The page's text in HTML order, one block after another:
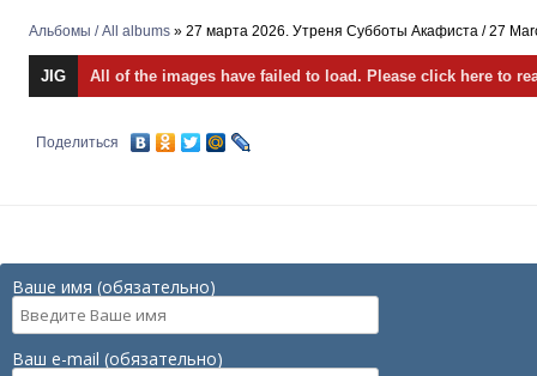
Альбомы / All albums » 27 марта 2026. Утреня Субботы Акафиста / 27
JIG All of the images have failed to load. Please click here to
Поделиться
Ваше имя (обязательно)
Ваш e-mail (обязательно)